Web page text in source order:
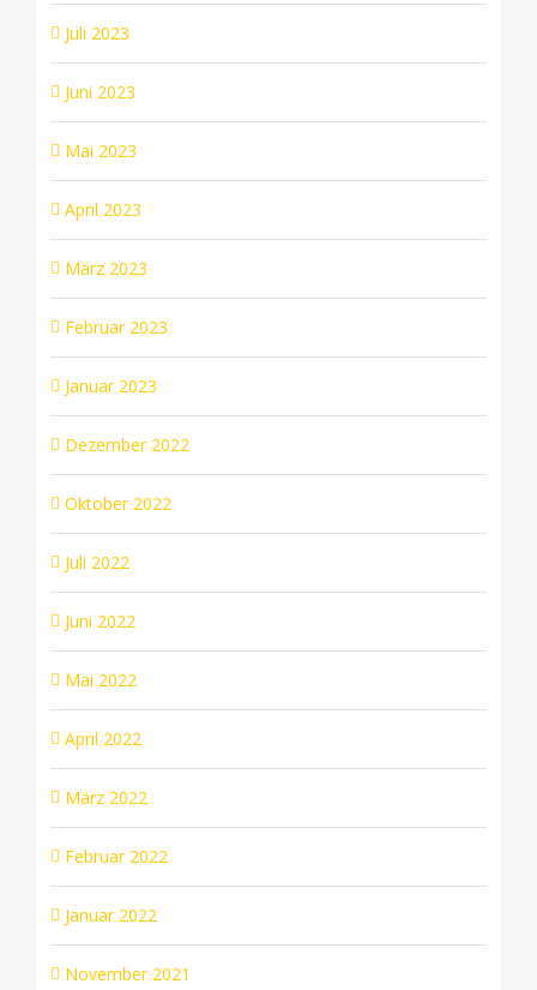
Juli 2023
Juni 2023
Mai 2023
April 2023
März 2023
Februar 2023
Januar 2023
Dezember 2022
Oktober 2022
Juli 2022
Juni 2022
Mai 2022
April 2022
März 2022
Februar 2022
Januar 2022
November 2021